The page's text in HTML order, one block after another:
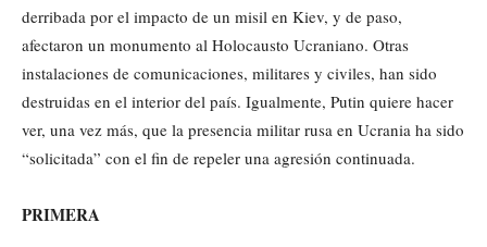
derribada por el impacto de un misil en Kiev, y de paso,
afectaron un monumento al Holocausto Ucraniano. Otras
instalaciones de comunicaciones, militares y civiles, han sido
destruidas en el interior del país. Igualmente, Putin quiere hacer
ver, una vez más, que la presencia militar rusa en Ucrania ha sido
“solicitada” con el fin de repeler una agresión continuada.
PRIMERA